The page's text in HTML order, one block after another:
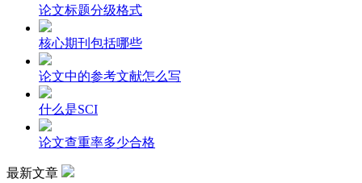
论文标题分级格式
核心期刊包括哪些
论文中的参考文献怎么写
什么是SCI
论文查重率多少合格
最新文章